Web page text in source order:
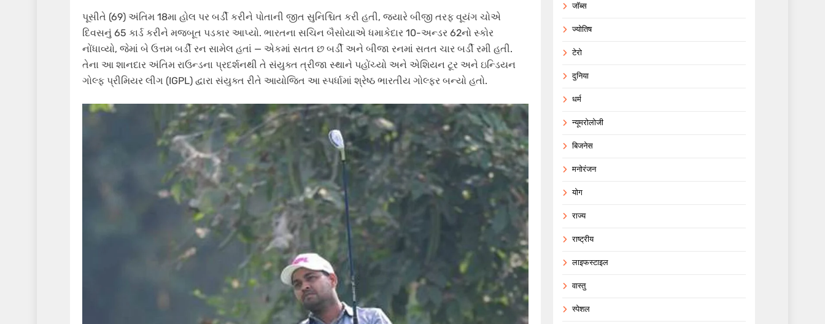
પૂસીતે (69) અંતિમ 18મા હોલ પર બર્ડી કરીને પોતાની જીત સુનિશ્ચિત કરી હતી, જ્યારે બીજી તરફ વૂયંગ ચોએ
દિવસનું 65 કાર્ડ કરીને મજબૂત પડકાર આપ્યો. ભારતના સચિન બૈસોયાએ ધમાકેદાર 10-અન્ડર 62નો સ્કોર
નોંધાવ્યો, જેમાં બે ઉત્તમ બર્ડી રન સામેલ હતાં — એકમાં સતત છ બર્ડી અને બીજા રનમાં સતત ચાર બર્ડી રમી હતી.
તેના આ શાનદાર અંતિમ રાઉન્ડના પ્રદર્શનથી તે સંયુક્ત ત્રીજા સ્થાને પહોંચ્યો અને એશિયન ટૂર અને ઇન્ડિયન
ગોલ્ફ પ્રીમિયર લીગ (IGPL) દ્વારા સંયુક્ત રીતે આયોજિત આ સ્પર્ધામાં શ્રેષ્ઠ ભારતીય ગોલ્ફર બન્યો હતો.
जॉब्स
ज्योतिष
टेरो
दुनिया
धर्म
न्यूमरोलोजी
बिजनेस
मनोरंजन
योग
राज्य
राष्ट्रीय
लाइफस्टाइल
वास्तु
स्पेशल